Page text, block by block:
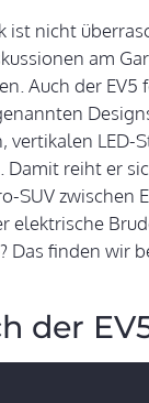
ist nicht
am
Auch der EV5
vertikalen LED-
Damit reiht er
SUV zwischen
elektrische
Das finden wir
der